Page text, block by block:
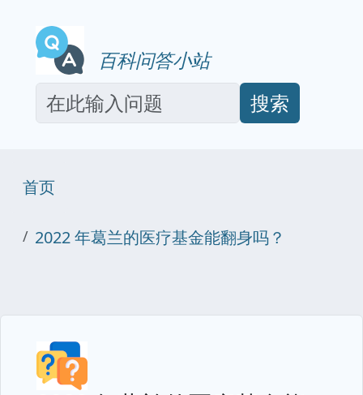
百科问答小站
搜索
首页
2022 年葛兰的医疗基金能翻身吗？